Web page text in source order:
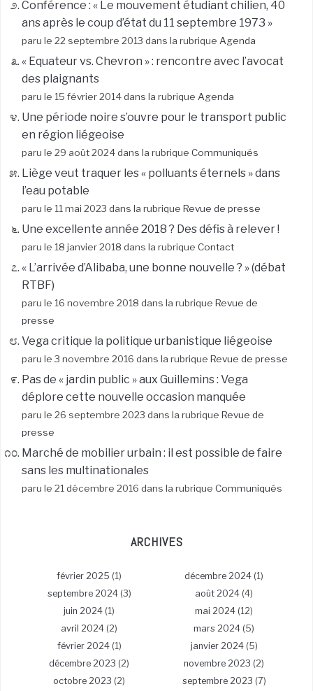
Conférence : « Le mouvement étudiant chilien, 40
ans après le coup d’état du 11 septembre 1973 »
paru le 22 septembre 2013 dans la rubrique Agenda
« Equateur vs. Chevron » : rencontre avec l’avocat
des plaignants
paru le 15 février 2014 dans la rubrique Agenda
Une période noire s’ouvre pour le transport public
en région liégeoise
paru le 29 août 2024 dans la rubrique Communiqués
Liège veut traquer les « polluants éternels » dans
l’eau potable
paru le 11 mai 2023 dans la rubrique Revue de presse
Une excellente année 2018 ? Des défis à relever !
paru le 18 janvier 2018 dans la rubrique Contact
« L’arrivée d’Alibaba, une bonne nouvelle ? » (débat
RTBF)
paru le 16 novembre 2018 dans la rubrique Revue de
presse
Vega critique la politique urbanistique liégeoise
paru le 3 novembre 2016 dans la rubrique Revue de presse
Pas de « jardin public » aux Guillemins : Vega
déplore cette nouvelle occasion manquée
paru le 26 septembre 2023 dans la rubrique Revue de
presse
Marché de mobilier urbain : il est possible de faire
sans les multinationales
paru le 21 décembre 2016 dans la rubrique Communiqués
ARCHIVES
février 2025 (1) décembre 2024 (1)
septembre 2024(3) août 2024 (4)
juin 2024 (1) mai 2024 (12)
avril 2024 (2) mars 2024 (5)
février 2024(1) janvier 2024(5)
décembre 2023 (2) novembre 2023 (2)
octobre 2023 (2) septembre 2023 (7)